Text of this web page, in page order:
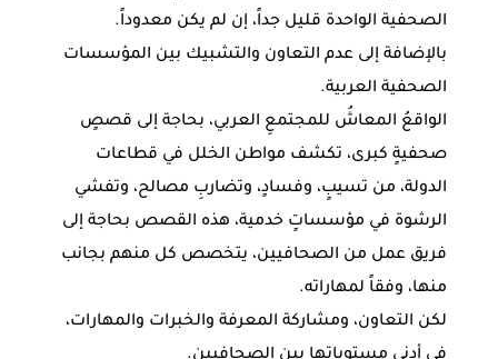
الصحفية الواحدة قليل جداً، إن لم يكن معدوداً.
بالإضافة إلى عدم التعاون والتشبيك بين المؤسسات
الصحفية العربية.
الواقعُ المعاشُ للمجتمعِ العربي، بحاجة إلى قصصٍ
صحفيةٍ كبرى، تكشف مواطن الخلل في قطاعات
الدولة، من تسيبٍ، وفسادٍ، وتضاربِ مصالح، وتفشي
الرشوة في مؤسساتٍ خدمية، هذه القصص بحاجة إلى
فريق عمل من الصحافيين، يتخصص كل منهم بجانب
منها، وفقاً لمهاراته.
لكن التعاون، ومشاركة المعرفة والخبرات والمهارات،